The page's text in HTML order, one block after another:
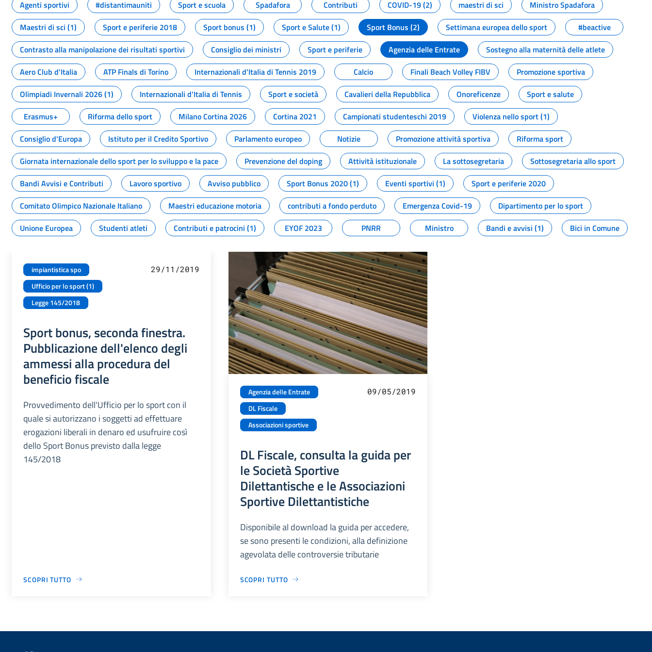
Agenti sportivi
#distantimauniti Sport e scuola Spadafora Contributi COVID-19 (2) maestri di sci
Ministro Spadafora
Maestri di sci (1)
Sport e periferie 2018 Sport bonus (1) Sport e Salute (1) Sport Bonus (2) Settimana europea dello sport
#beactive
Contrasto alla manipolazione dei risultati sportivi
Consiglio dei ministri Sport e periferie Agenzia delle Entrate
Sostegno alla maternità delle atlete
Aero Club d'Italia
ATP Finals di Torino Internazionali d'Italia di Tennis 2019 Calcio Finali Beach Volley FIBV
Promozione sportiva
Olimpiadi Invernali 2026 (1)
Internazionali d'Italia di Tennis Sport e società Cavalieri della Repubblica Onoreficenze
Sport e salute
Erasmus+
Riforma dello sport Milano Cortina 2026 Cortina 2021 Campionati studenteschi 2019
Violenza nello sport (1)
Consiglio d'Europa
Istituto per il Credito Sportivo Parlamento europeo Notizie Promozione attività sportiva
Riforma sport
Giornata internazionale dello sport per lo sviluppo e la pace
Prevenzione del doping Attività istituzionale La sottosegretaria
Sottosegretaria allo sport
Bandi Avvisi e Contributi
Lavoro sportivo Avviso pubblico Sport Bonus 2020 (1) Eventi sportivi (1)
Sport e periferie 2020
Comitato Olimpico Nazionale Italiano
Maestri educazione motoria contributi a fondo perduto Emergenza Covid-19
Dipartimento per lo sport
Unione Europea
Studenti atleti Contributi e patrocini (1) EYOF 2023 PNRR Ministro Bandi e avvisi (1) Bici in Comune
impiantistica spo
Ufficio per lo sport (1)
Legge 145/2018
29/11/2019
Sport bonus, seconda finestra.
Pubblicazione dell'elenco degli
ammessi alla procedura del
beneficio fiscale
Provvedimento dell'Ufficio per lo sport con il
quale si autorizzano i soggetti ad effettuare
erogazioni liberali in denaro ed usufruire così
dello Sport Bonus previsto dalla legge
145/2018
SCOPRI TUTTO
Agenzia delle Entrate
DL Fiscale
Associazioni sportive
09/05/2019
DL Fiscale, consulta la guida per
le Società Sportive
Dilettantische e le Associazioni
Sportive Dilettantistiche
Disponibile al download la guida per accedere,
se sono presenti le condizioni, alla definizione
agevolata delle controversie tributarie
SCOPRI TUTTO